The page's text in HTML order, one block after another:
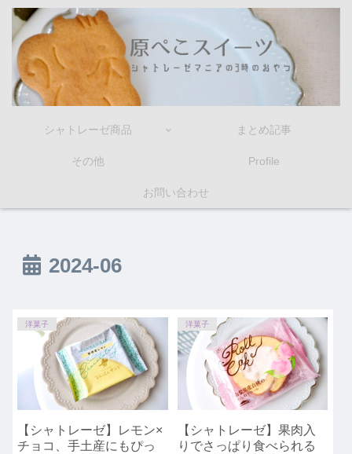
シャトレーゼ商品 まとめ記事
その他 Profile
お問い合わせ
2024-06
洋菓子
【シャトレーゼ】レモン×
チョコ、手土産にもぴっ
洋菓子
【シャトレーゼ】果肉入
りでさっぱり食べられる